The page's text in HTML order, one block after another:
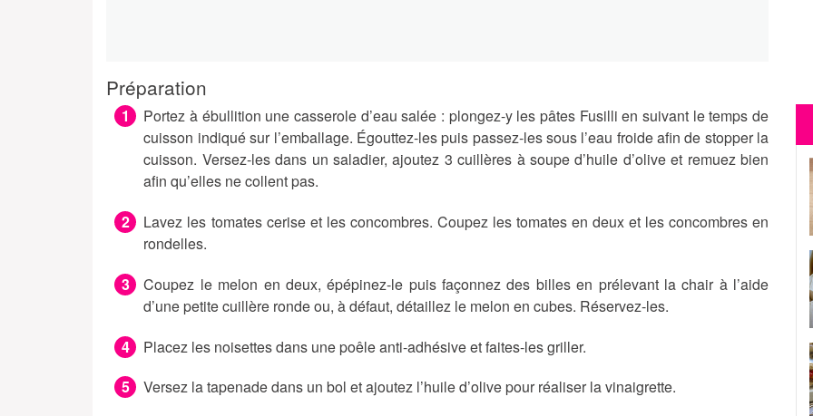
Préparation
Portez à ébullition une casserole d’eau salée : plongez-y les pâtes Fusilli en suivant le temps de
cuisson indiqué sur l’emballage. Égouttez-les puis passez-les sous l’eau froide afin de stopper la
cuisson. Versez-les dans un saladier, ajoutez 3 cuillères à soupe d’huile d’olive et remuez bien
afin qu’elles ne collent pas.
Lavez les tomates cerise et les concombres. Coupez les tomates en deux et les concombres en
rondelles.
Coupez le melon en deux, épépinez-le puis façonnez des billes en prélevant la chair à l’aide
d’une petite cuillère ronde ou, à défaut, détaillez le melon en cubes. Réservez-les.
Placez les noisettes dans une poêle anti-adhésive et faites-les griller.
Versez la tapenade dans un bol et ajoutez l’huile d’olive pour réaliser la vinaigrette.